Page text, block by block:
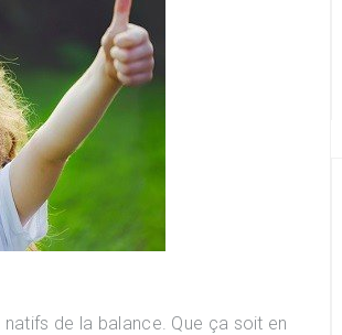
de la balance. Que ça soit en